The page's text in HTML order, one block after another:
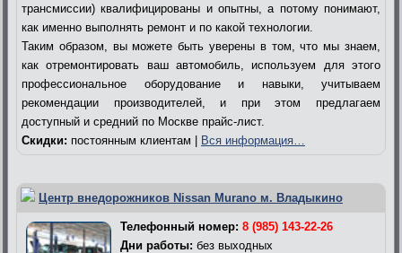
трансмиссии) квалифицированы и опытны, а потому понимают,
как именно выполнять ремонт и по какой технологии.
Таким образом, вы можете быть уверены в том, что мы знаем,
как отремонтировать ваш автомобиль, используем для этого
профессиональное оборудование и навыки, учитываем
рекомендации производителей, и при этом предлагаем
доступный и средний по Москве прайс-лист.
Скидки: постоянным клиентам | Вся информация…
Центр внедорожников Nissan Murano м. Владыкино
Телефонный номер: 8 (985) 143-22-26
Дни работы: без выходных